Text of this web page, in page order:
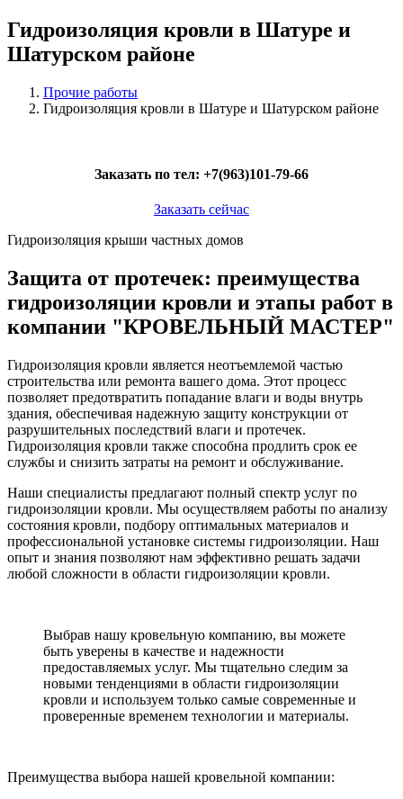
Гидроизоляция кровли в Шатуре и
Шатурском районе
Прочие работы
Гидроизоляция кровли в Шатуре и Шатурском районе
Заказать по тел: +7(963)101-79-66
Заказать сейчас
Гидроизоляция крыши частных домов
Защита от протечек: преимущества
гидроизоляции кровли и этапы работ в
компании "КРОВЕЛЬНЫЙ МАСТЕР"
Гидроизоляция кровли является неотъемлемой частью
строительства или ремонта вашего дома. Этот процесс
позволяет предотвратить попадание влаги и воды внутрь
здания, обеспечивая надежную защиту конструкции от
разрушительных последствий влаги и протечек.
Гидроизоляция кровли также способна продлить срок ее
службы и снизить затраты на ремонт и обслуживание.
Наши специалисты предлагают полный спектр услуг по
гидроизоляции кровли. Мы осуществляем работы по анализу
состояния кровли, подбору оптимальных материалов и
профессиональной установке системы гидроизоляции. Наш
опыт и знания позволяют нам эффективно решать задачи
любой сложности в области гидроизоляции кровли.
Выбрав нашу кровельную компанию, вы можете
быть уверены в качестве и надежности
предоставляемых услуг. Мы тщательно следим за
новыми тенденциями в области гидроизоляции
кровли и используем только самые современные и
проверенные временем технологии и материалы.
Преимущества выбора нашей кровельной компании: